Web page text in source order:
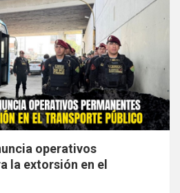
operativos
la extorsión en el